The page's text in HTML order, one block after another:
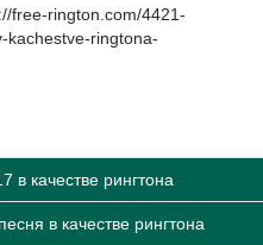
free-rington.com/4421-
kachestve-ringtona-
в качестве рингтона
в качестве рингтона